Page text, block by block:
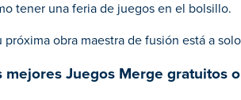
tener una feria de juegos en el bolsillo.
próxima obra maestra de fusión está a
mejores Juegos Merge gratuitos